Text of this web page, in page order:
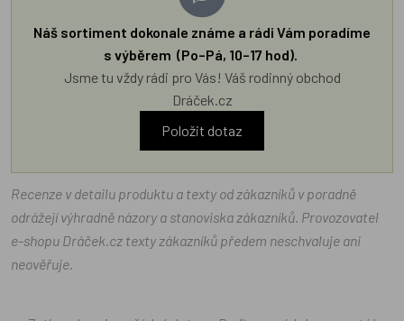
Náš sortiment dokonale známe a rádi Vám poradíme
s výběrem (Po–Pá, 10–17 hod).
Jsme tu vždy rádi pro Vás! Váš rodinný obchod
Dráček.cz
Položit dotaz
Recenze v detailu produktu a texty od zákazníků v poradně
odrážejí výhradně názory a stanoviska zákazníků. Provozovatel
e-shopu Dráček.cz texty zákazníků předem neschvaluje ani
neověřuje.